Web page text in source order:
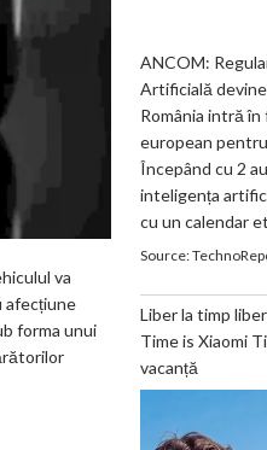
va
afecțiune
forma unui
ANCOM:
Artificială devine
România intră în
european
Începând cu 2
inteligența
cu un calendar
Source:
Liber la timp
Time is Xiaomi
vacanță